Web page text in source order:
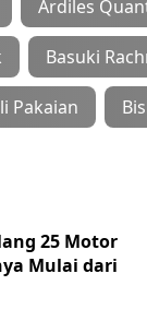
Ardiles
Basuki
Pakaian
25 Motor
Mulai dari